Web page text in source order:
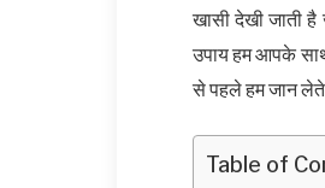
खासी देखी जाती
उपाय हम आपके
से पहले हम जान लेते
Table of